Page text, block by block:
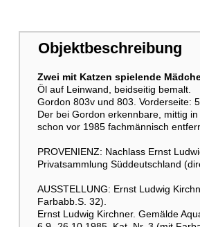
Objektbeschreibung
Zwei mit Katzen spielende
Öl auf Leinwand, beidseitig bemalt.
Gordon 803v und 803. Vorderseite:
Der bei Gordon erkennbare, mittig
schon vor 1985 fachmännisch
PROVENIENZ: Nachlass Ernst
Privatsammlung Süddeutschland
AUSSTELLUNG: Ernst Ludwig
Farbabb.S. 32).
Ernst Ludwig Kirchner. Gemälde